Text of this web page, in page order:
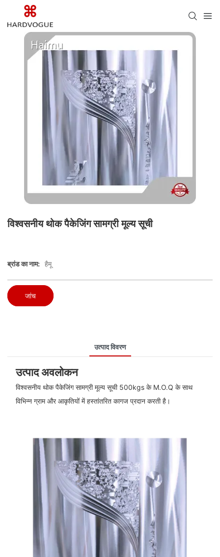
विश्वसनीय थोक पैकेजिंग सामग्री मूल्य सूची
ब्रांड का नाम: हैमू
जांच
उत्पाद विवरण
उत्पाद अवलोकन
विश्वसनीय थोक पैकेजिंग सामग्री मूल्य सूची 500kgs के M.O.Q के साथ
विभिन्न ग्राम और आकृतियों में हस्तांतरित कागज प्रदान करती है।